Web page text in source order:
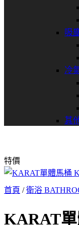
吸
冷
其
特價
首頁 / 衛浴
KARAT單